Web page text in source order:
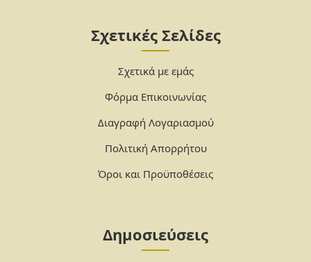
Σχετικές Σελίδες
Σχετικά με εμάς
Φόρμα Επικοινωνίας
Διαγραφή Λογαριασμού
Πολιτική Απορρήτου
Όροι και Προϋποθέσεις
Δημοσιεύσεις